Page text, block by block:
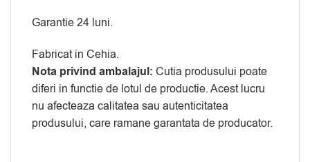
Garantie 24 luni.
Fabricat in Cehia.
Nota privind ambalajul: Cutia produsului poate
diferi in functie de lotul de productie. Acest lucru
nu afecteaza calitatea sau autenticitatea
produsului, care ramane garantata de producator.